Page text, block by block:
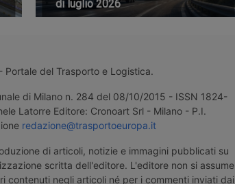
di luglio 2026
Portale del Trasporto e Logistica.
di Milano n. 284 del 08/10/2015 - ISSN 1824-
Latorre Editore: Cronoart Srl - Milano - P.I.
redazione@trasportoeuropa.it
di articoli, notizie e immagini pubblicati su
scritta dell'editore. L'editore non si assume
contenuti negli articoli né per i commenti inviati dai